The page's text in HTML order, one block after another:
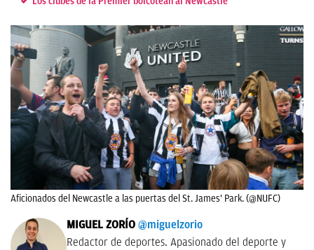
Aficionados del Newcastle a las puertas del St. James' Park. (@NUFC)
MIGUEL ZORÍO @miguelzorio
Redactor de deportes. Apasionado del deporte y